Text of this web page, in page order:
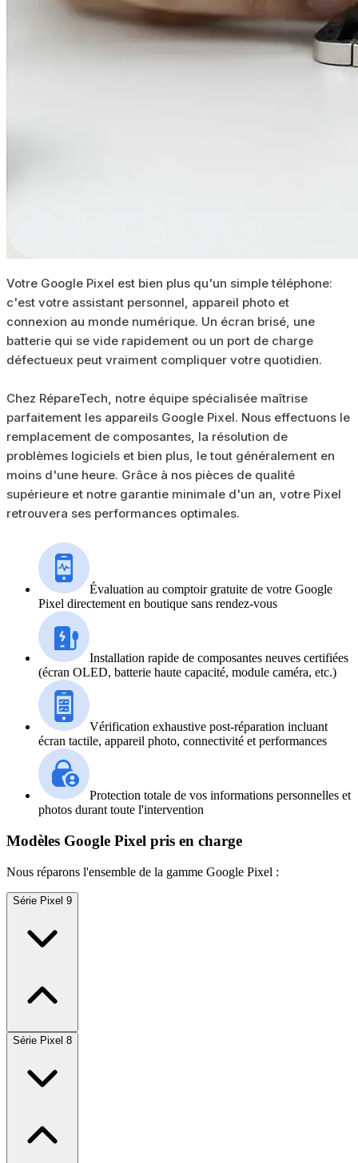
Votre Google Pixel est bien plus qu'un simple téléphone:
c'est votre assistant personnel, appareil photo et
connexion au monde numérique. Un écran brisé, une
batterie qui se vide rapidement ou un port de charge
défectueux peut vraiment compliquer votre quotidien.
Chez RépareTech, notre équipe spécialisée maîtrise
parfaitement les appareils Google Pixel. Nous effectuons le
remplacement de composantes, la résolution de
problèmes logiciels et bien plus, le tout généralement en
moins d'une heure. Grâce à nos pièces de qualité
supérieure et notre garantie minimale d'un an, votre Pixel
retrouvera ses performances optimales.
Évaluation au comptoir gratuite de votre Google
Pixel directement en boutique sans rendez-vous
Installation rapide de composantes neuves certifiées
(écran OLED, batterie haute capacité, module caméra, etc.)
Vérification exhaustive post-réparation incluant
écran tactile, appareil photo, connectivité et performances
Protection totale de vos informations personnelles et
photos durant toute l'intervention
Modèles Google Pixel pris en charge
Nous réparons l'ensemble de la gamme Google Pixel :
Série Pixel 9
Série Pixel 8